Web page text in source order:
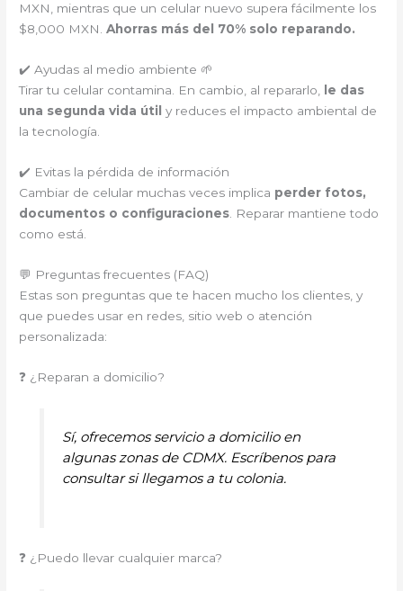
MXN, mientras que un celular nuevo supera fácilmente los
$8,000 MXN.Ahorras más del 70% solo reparando.
✔️ Ayudas al medio ambiente 🌱
Tirar tu celular contamina. En cambio, al repararlo, le das
una segunda vida útil y reduces el impacto ambiental de
la tecnología.
✔️ Evitas la pérdida de información
Cambiar de celular muchas veces implica perder fotos,
documentos o configuraciones. Reparar mantiene todo
como está.
💬 Preguntas frecuentes (FAQ)
Estas son preguntas que te hacen mucho los clientes, y
que puedes usar en redes, sitio web o atención
personalizada:
❓ ¿Reparan a domicilio?
Sí, ofrecemos servicio a domicilio en
algunas zonas de CDMX. Escríbenos para
consultar si llegamos a tu colonia.
❓ ¿Puedo llevar cualquier marca?